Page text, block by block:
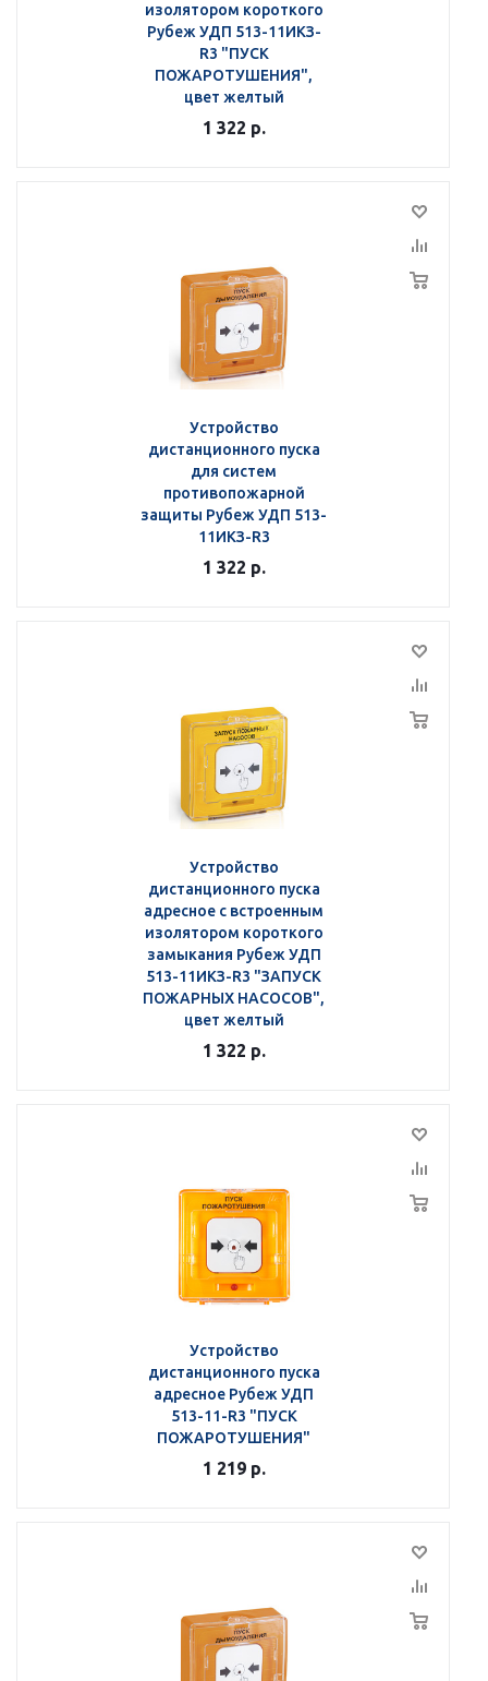
изолятором короткого
Рубеж УДП 513-11ИКЗ-
R3 "ПУСК
ПОЖАРОТУШЕНИЯ",
цвет желтый
1 322 р.
Устройство
дистанционного пуска
для систем
противопожарной
защиты Рубеж УДП 513-
11ИКЗ-R3
1 322 р.
Устройство
дистанционного пуска
адресное с встроенным
изолятором короткого
замыкания Рубеж УДП
513-11ИКЗ-R3 "ЗАПУСК
ПОЖАРНЫХ НАСОСОВ",
цвет желтый
1 322 р.
Устройство
дистанционного пуска
адресное Рубеж УДП
513-11-R3 "ПУСК
ПОЖАРОТУШЕНИЯ"
1 219р.